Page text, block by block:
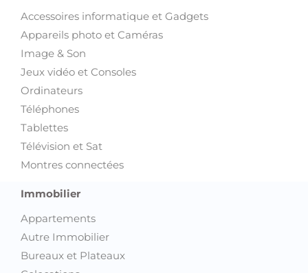
Accessoires informatique et Gadgets
Appareils photo et Caméras
Image & Son
Jeux vidéo et Consoles
Ordinateurs
Téléphones
Tablettes
Télévision et Sat
Montres connectées
Immobilier
Appartements
Autre Immobilier
Bureaux et Plateaux